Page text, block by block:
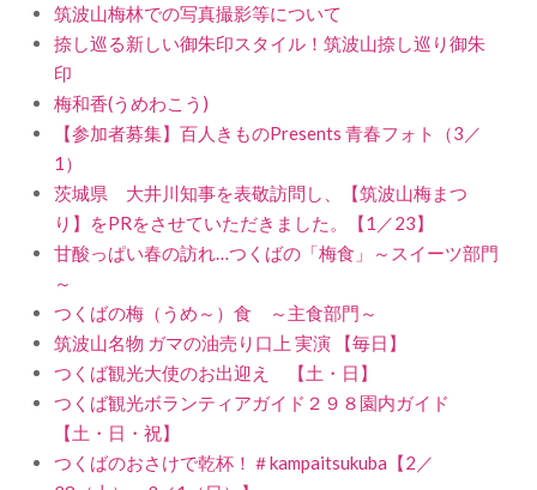
筑波山梅林での写真撮影等について
捺し巡る新しい御朱印スタイル！筑波山捺し巡り御朱
印
梅和香(うめわこう)
【参加者募集】百人きものPresents 青春フォト（3／
1）
茨城県 大井川知事を表敬訪問し、【筑波山梅まつ
り】をPRをさせていただきました。【1／23】
甘酸っぱい春の訪れ…つくばの「梅食」～スイーツ部門
～
つくばの梅（うめ～）食 ～主食部門～
筑波山名物 ガマの油売り口上 実演 【毎日】
つくば観光大使のお出迎え 【土・日】
つくば観光ボランティアガイド２９８園内ガイド
【土・日・祝】
つくばのおさけで乾杯！＃kampaitsukuba【2／